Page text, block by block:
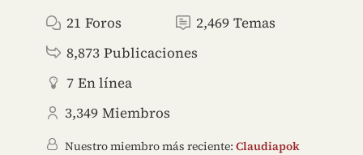
21 Foros 2,469 Temas
8,873 Publicaciones
7 En línea
3,349 Miembros
Nuestro miembro más reciente: Claudiapok